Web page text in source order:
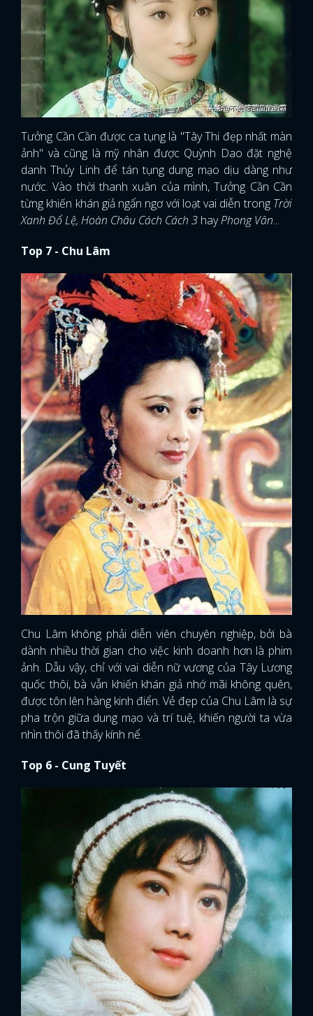
Tưởng Cần Cần được ca tụng là "Tây Thi đẹp nhất màn
ảnh" và cũng là mỹ nhân được Quỳnh Dao đặt nghệ
danh Thủy Linh để tán tụng dung mạo dịu dàng như
nước. Vào thời thanh xuân của mình, Tưởng Cần Cần
từng khiến khán giả ngẩn ngơ với loạt vai diễn trong Trời
Xanh Đổ Lệ, Hoàn Châu Cách Cách 3 hayPhong Vân...
Top 7 - Chu Lâm
Chu Lâm không phải diễn viên chuyên nghiệp, bởi bà
dành nhiều thời gian cho việc kinh doanh hơn là phim
ảnh. Dẫu vậy, chỉ với vai diễn nữ vương của Tây Lương
quốc thôi, bà vẫn khiến khán giả nhớ mãi không quên,
được tôn lên hàng kinh điển. Vẻ đẹp của Chu Lâm là sự
pha trộn giữa dung mạo và trí tuệ, khiến người ta vừa
nhìn thôi đã thấy kính nể.
Top 6 - Cung Tuyết